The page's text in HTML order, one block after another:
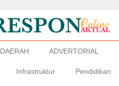
DAERAH ADVERTORIAL
Infrastruktur Pendidikan